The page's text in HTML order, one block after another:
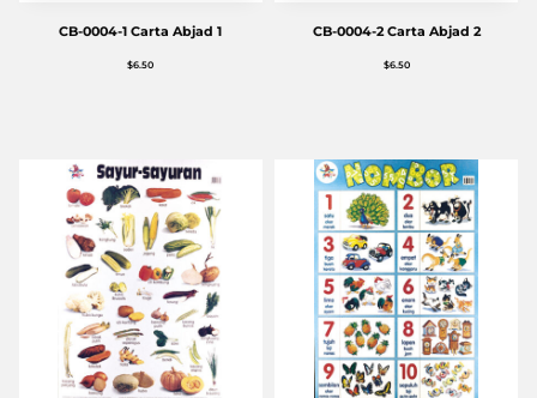
CB-0004-1 Carta Abjad 1
$6.50
CB-0004-2 Carta Abjad 2
$6.50